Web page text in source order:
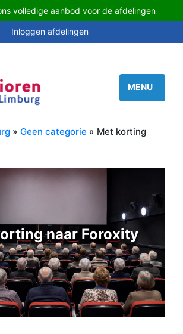
volledige aanbod voor de afdelingen
Inloggen afdelingen
» Geen categorie » Met korting
naar Foroxity